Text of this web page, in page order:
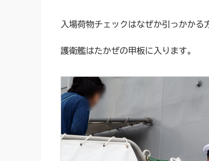
入場荷物チェックはなぜか引っかかる
護衛艦はたかぜの甲板に入ります。